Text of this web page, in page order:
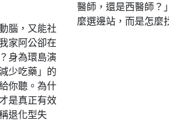
腦，又能社
家阿公卻在
身為環島演
少吃藥」的
你聽。為什
是真正有效
退化型失
醫師，還是西醫師？
麼選邊站，而是怎麼